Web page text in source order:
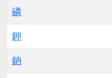
磷
鉀
鈉